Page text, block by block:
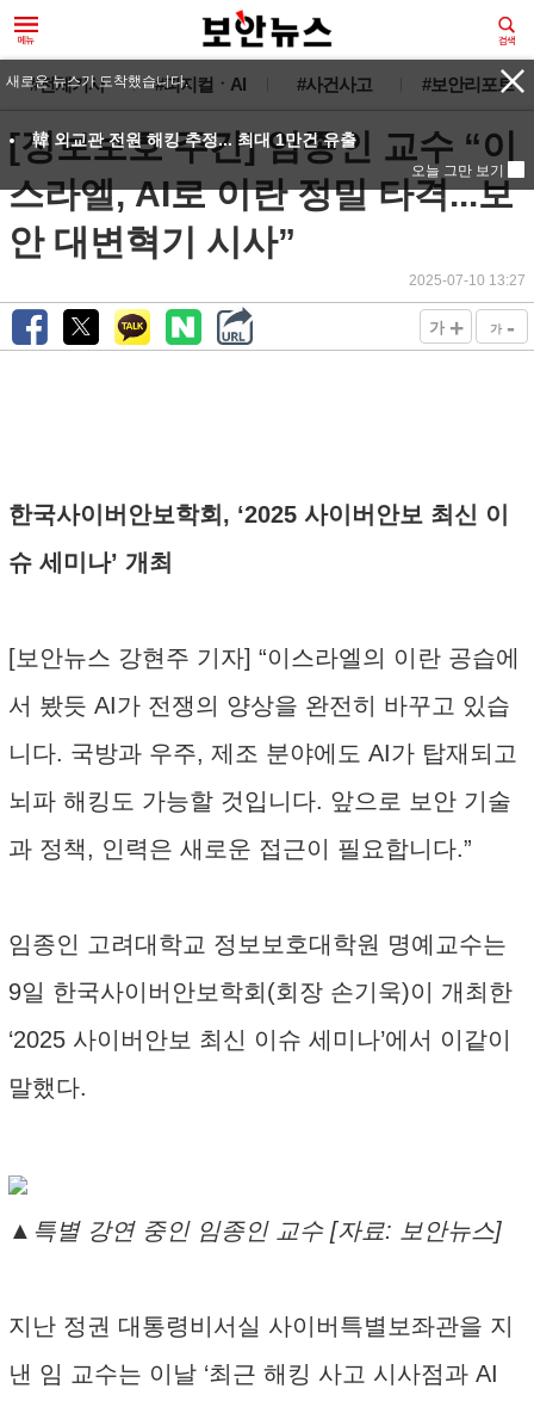
#전체기사 #피지컬ㆍAI #사건사고 #보안리포트
[정보보호 주간] 임종인 교수 “이
스라엘, AI로 이란 정밀 타격...보
안 대변혁기 시사”
2025-07-10 13:27
가 + 가 -
한국사이버안보학회, ‘2025 사이버안보 최신 이
슈 세미나’ 개최
[보안뉴스 강현주 기자] “이스라엘의 이란 공습에
서 봤듯 AI가 전쟁의 양상을 완전히 바꾸고 있습
니다. 국방과 우주, 제조 분야에도 AI가 탑재되고
뇌파 해킹도 가능할 것입니다. 앞으로 보안 기술
과 정책, 인력은 새로운 접근이 필요합니다.”
임종인 고려대학교 정보보호대학원 명예교수는
9일 한국사이버안보학회(회장 손기욱)이 개최한
‘2025 사이버안보 최신 이슈 세미나’에서 이같이
말했다.
▲특별 강연 중인 임종인 교수 [자료: 보안뉴스]
지난 정권 대통령비서실 사이버특별보좌관을 지
낸 임 교수는 이날 ‘최근 해킹 사고 시사점과 AI
새로운 뉴스가 도착했습니다.
韓 외교관 전원 해킹 추정... 최대 1만건 유출
오늘 그만 보기